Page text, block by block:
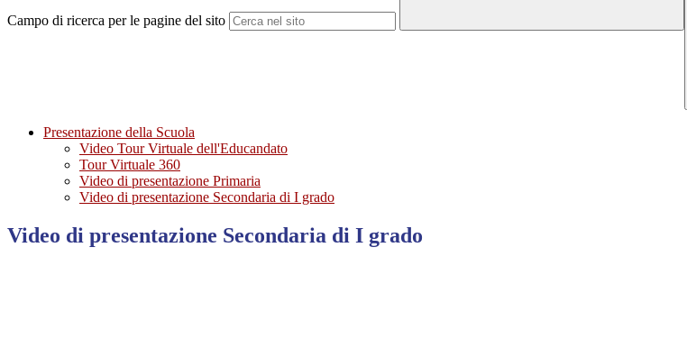
Campo di ricerca per le pagine del sito
Presentazione della Scuola
Video Tour Virtuale dell'Educandato
Tour Virtuale 360
Video di presentazione Primaria
Video di presentazione Secondaria di I grado
Video di presentazione Secondaria di I grado